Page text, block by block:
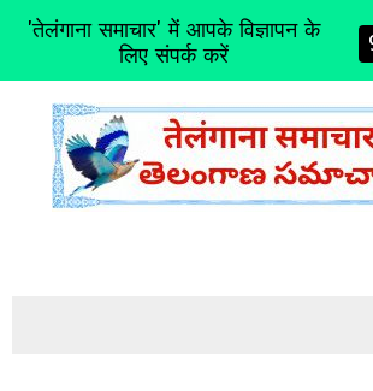
'तेलंगाना समाचार' में आपके विज्ञापन के
लिए संपर्क करें